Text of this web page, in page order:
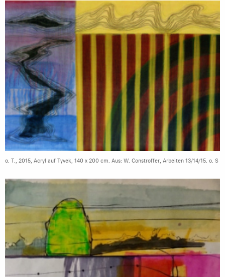
o. T., 2015, Acryl auf Tyvek, 140 x 200 cm. Aus: W. Constroffer, Arbeiten 13/14/15. o. S